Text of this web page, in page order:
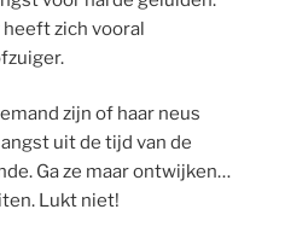
heeft zich vooral
zijn of haar neus
uit de tijd van de
Ga ze maar ontwijken…
Lukt niet!